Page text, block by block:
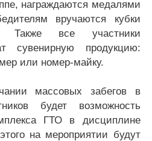
награждаются медалями
вручаются кубки
Также все участники
сувенирную продукцию:
или номер-майку.
массовых забегов в
будет возможность
ГТО в дисциплине
на мероприятии будут